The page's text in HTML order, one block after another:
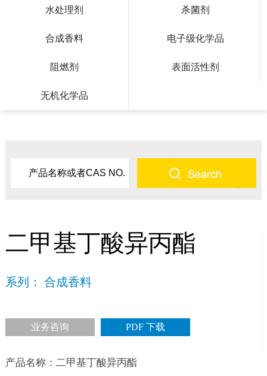
水处理剂 杀菌剂
合成香料 电子级化学品
阻燃剂 表面活性剂
无机化学品
二甲基丁酸异丙酯
系列： 合成香料
业务咨询 PDF 下载
产品名称：二甲基丁酸异丙酯